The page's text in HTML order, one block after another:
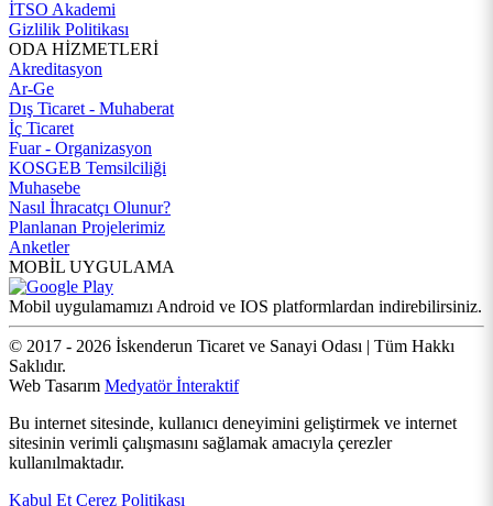
İTSO Akademi
Gizlilik Politikası
ODA HİZMETLERİ
Akreditasyon
Ar-Ge
Dış Ticaret - Muhaberat
İç Ticaret
Fuar - Organizasyon
KOSGEB Temsilciliği
Muhasebe
Nasıl İhracatçı Olunur?
Planlanan Projelerimiz
Anketler
MOBİL UYGULAMA
Mobil uygulamamızı Android ve IOS platformlardan indirebilirsiniz.
© 2017 - 2026 İskenderun Ticaret ve Sanayi Odası | Tüm Hakkı
Saklıdır.
Web Tasarım Medyatör İnteraktif
Bu internet sitesinde, kullanıcı deneyimini geliştirmek ve internet
sitesinin verimli çalışmasını sağlamak amacıyla çerezler
kullanılmaktadır.
Kabul Et Çerez Politikası